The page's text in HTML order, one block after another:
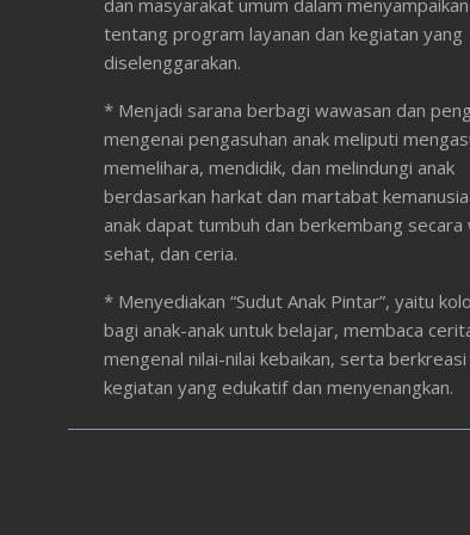
dan masyarakat umum dalam
tentang program layanan dan kegiatan yang
diselenggarakan.
* Menjadi sarana berbagi wawasan dan
mengenai pengasuhan anak meliputi
memelihara, mendidik, dan melindungi anak
berdasarkan harkat dan martabat
anak dapat tumbuh dan berkembang secara
sehat, dan ceria.
* Menyediakan “Sudut Anak Pintar”, yaitu
bagi anak-anak untuk belajar, membaca
mengenal nilai-nilai kebaikan, serta berkreasi
kegiatan yang edukatif dan menyenangkan.